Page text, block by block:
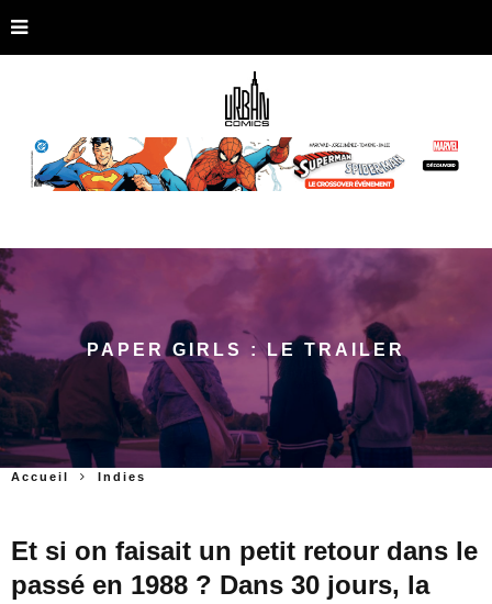
PAPER GIRLS : LE TRAILER
Accueil Indies
Et si on faisait un petit retour dans le
passé en 1988 ? Dans 30 jours, la